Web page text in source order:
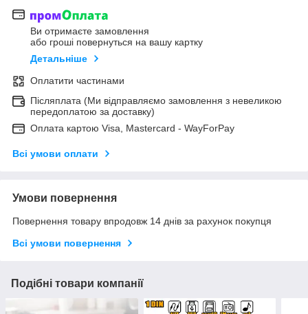
Ви отримаєте замовлення
або гроші повернуться на вашу картку
Детальніше
Оплатити частинами
Післяплата (Ми відправляємо замовлення з невеликою
передоплатою за доставку)
Оплата картою Visa, Mastercard - WayForPay
Всі умови оплати
Умови повернення
Повернення товару впродовж 14 днів за рахунок покупця
Всі умови повернення
Подібні товари компанії